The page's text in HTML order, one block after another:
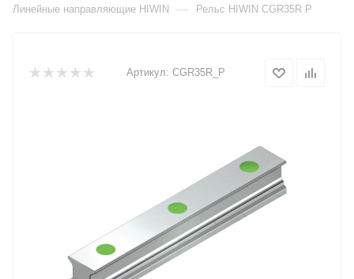
Линейные направляющие HIWIN — Рельс HIWIN CGR35R P
Артикул: CGR35R_P